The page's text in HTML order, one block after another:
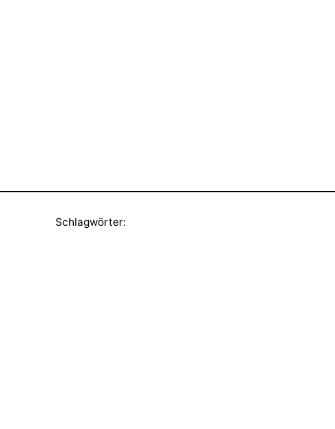
Schlagwörter: